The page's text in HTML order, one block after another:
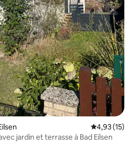
Évaluation
4,93 (15)
jardin et terrasse à Bad Eilsen